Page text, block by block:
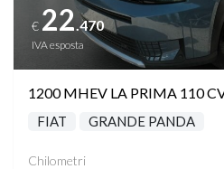
€ 22 .470
IVA esposta
1200 MHEV LA PRIMA 110
FIAT GRANDE PANDA
Chilometri